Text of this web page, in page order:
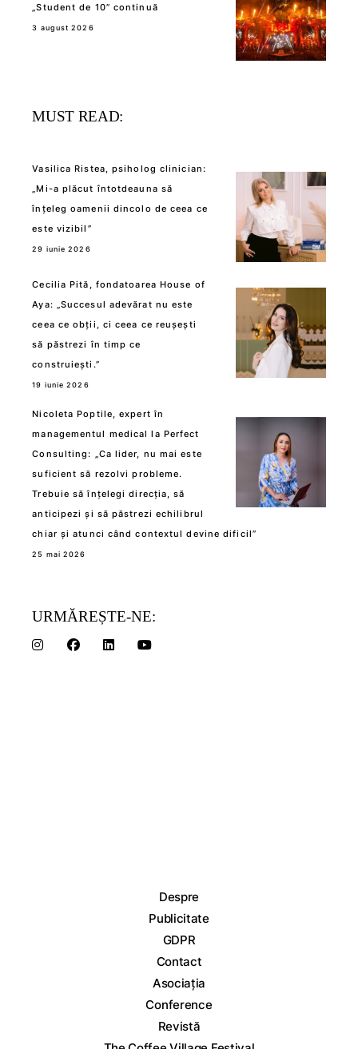
„Student de 10” continuă
3 august 2026
MUST READ:
Vasilica Ristea, psiholog clinician:
„Mi-a plăcut întotdeauna să
înțeleg oamenii dincolo de ceea ce
este vizibil”
29 iunie 2026
Cecilia Pită, fondatoarea House of
Aya: „Succesul adevărat nu este
ceea ce obții, ci ceea ce reușești
să păstrezi în timp ce
construiești.”
19 iunie 2026
Nicoleta Poptile, expert în
managementul medical la Perfect
Consulting: „Ca lider, nu mai este
suficient să rezolvi probleme.
Trebuie să înțelegi direcția, să
anticipezi și să păstrezi echilibrul
chiar și atunci când contextul devine dificil”
25 mai 2026
URMĂREȘTE-NE:
Despre
Publicitate
GDPR
Contact
Asociația
Conference
Revistă